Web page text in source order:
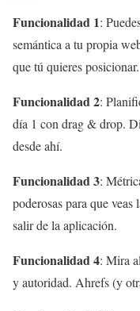
Funcionalidad 1:
semántica a tu propia
que tú quieres posicionar.
Funcionalidad 2:
día 1 con drag & drop.
desde ahí.
Funcionalidad 3:
poderosas para que
salir de la aplicación.
Funcionalidad 4: Mira
y autoridad. Ahrefs (y